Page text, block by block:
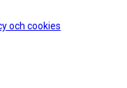
och cookies